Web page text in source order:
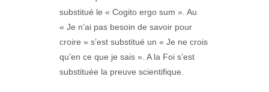
substitué le « Cogito ergo sum ». Au
« Je n’ai pas besoin de savoir pour
croire » s’est substitué un « Je ne crois
qu’en ce que je sais ». A la Foi s’est
substituée la preuve scientifique.